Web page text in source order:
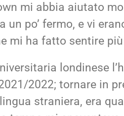
mi abbia aiutato
po’ fermo, e vi
mi ha fatto sentire
londinese
2022; tornare in
straniera, era